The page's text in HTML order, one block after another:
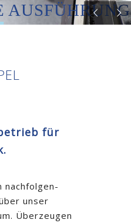
AUSFÜHRUNG
für
nachfolgen-
unser
Überzeugen